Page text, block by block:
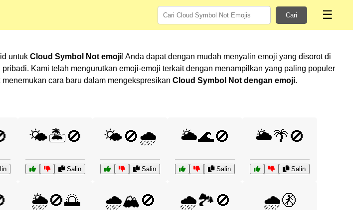
Cari ☰
untuk Cloud Symbol Not emoji! Anda dapat dengan mudah menyalin emoji yang disorot di
Kami telah mengurutkan emoji-emoji terkait dengan menampilkan yang paling populer
cara baru dalam mengekspresikan Cloud Symbol Not dengan emoji.
🌤️🏝️🚫
Salin
🌤️🚫🌧️
Salin
🌥️🌊🚫
Salin
🌥️🌴🚫
Salin
🌦️🚫🌅 🌧️🏔️🚫 🌧️🏞️🚫 🌧️🚷